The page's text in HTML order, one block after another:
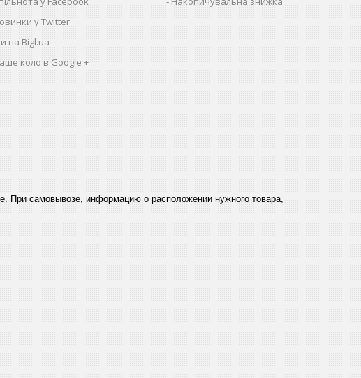
у Twitter
на Bigl.ua
коло в Google +
При самовывозе, информацию о расположении нужного товара,